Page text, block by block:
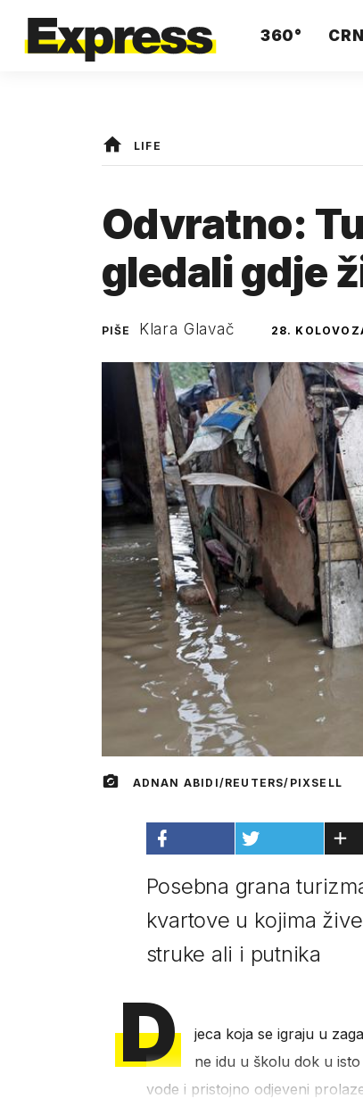
360°
LIFE
Odvratno:
gledali gdje
PIŠE Klara Glavač 28.
ADNAN ABIDI/REUTERS/PIXSELL
Posebna grana
kvartove u kojima
struke ali i putnika
D
jeca koja se igraju u
ne idu u školu dok u
vode i pristojno odjeveni